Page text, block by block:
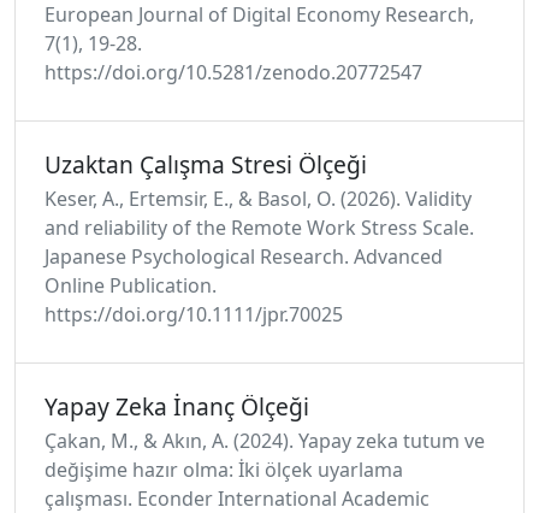
European Journal of Digital Economy Research,
7(1), 19-28.
https://doi.org/10.5281/zenodo.20772547
Uzaktan Çalışma Stresi Ölçeği
Keser, A., Ertemsir, E., & Basol, O. (2026). Validity
and reliability of the Remote Work Stress Scale.
Japanese Psychological Research. Advanced
Online Publication.
https://doi.org/10.1111/jpr.70025
Yapay Zeka İnanç Ölçeği
Çakan, M., & Akın, A. (2024). Yapay zeka tutum ve
değişime hazır olma: İki ölçek uyarlama
çalışması. Econder International Academic